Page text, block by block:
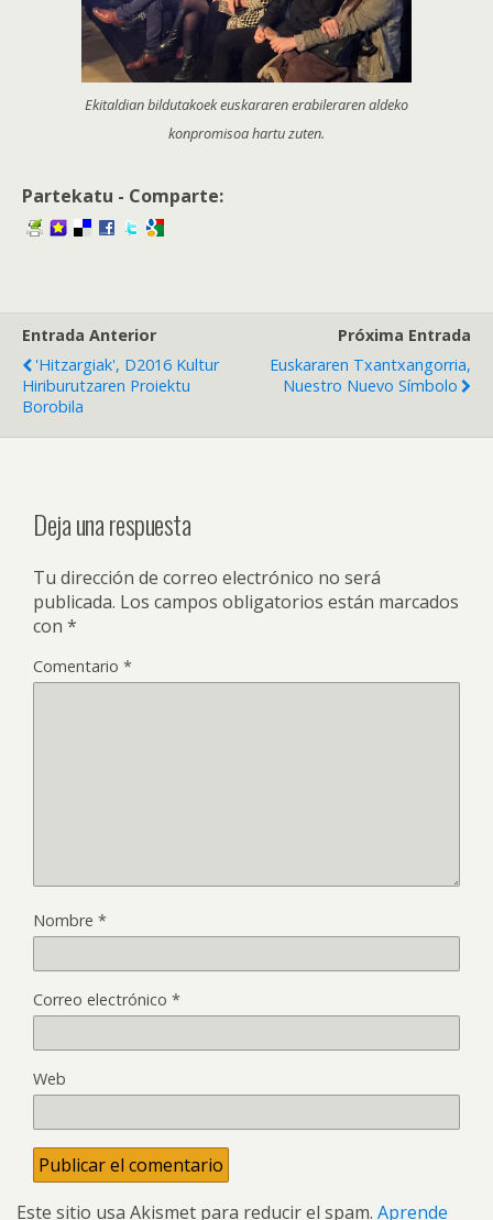
Ekitaldian bildutakoek euskararen erabileraren aldeko
konpromisoa hartu zuten.
Partekatu - Comparte:
Entrada Anterior
'Hitzargiak', D2016 Kultur
Hiriburutzaren Proiektu
Borobila
Próxima Entrada
Euskararen Txantxangorria,
Nuestro Nuevo Símbolo
Deja una respuesta
Tu dirección de correo electrónico no será
publicada. Los campos obligatorios están marcados
con *
Comentario *
Nombre *
Correo electrónico *
Web
Este sitio usa Akismet para reducir el spam. Aprende